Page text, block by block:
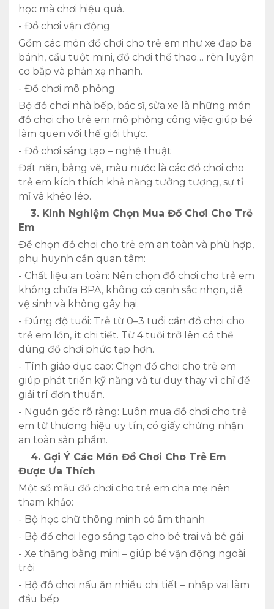
học mà chơi hiệu quả.
- Đồ chơi vận động
Gồm các món đồ chơi cho trẻ em như xe đạp ba
bánh, cầu tuột mini, đồ chơi thể thao… rèn luyện
cơ bắp và phản xạ nhanh.
- Đồ chơi mô phỏng
Bộ đồ chơi nhà bếp, bác sĩ, sửa xe là những món
đồ chơi cho trẻ em mô phỏng công việc giúp bé
làm quen với thế giới thực.
- Đồ chơi sáng tạo – nghệ thuật
Đất nặn, bảng vẽ, màu nước là các đồ chơi cho
trẻ em kích thích khả năng tưởng tượng, sự tỉ
mỉ và khéo léo.
3. Kinh Nghiệm Chọn Mua Đồ Chơi Cho Trẻ
Em
Để chọn đồ chơi cho trẻ em an toàn và phù hợp,
phụ huynh cần quan tâm:
- Chất liệu an toàn: Nên chọn đồ chơi cho trẻ em
không chứa BPA, không có cạnh sắc nhọn, dễ
vệ sinh và không gây hại.
- Đúng độ tuổi: Trẻ từ 0–3 tuổi cần đồ chơi cho
trẻ em lớn, ít chi tiết. Từ 4 tuổi trở lên có thể
dùng đồ chơi phức tạp hơn.
- Tính giáo dục cao: Chọn đồ chơi cho trẻ em
giúp phát triển kỹ năng và tư duy thay vì chỉ để
giải trí đơn thuần.
- Nguồn gốc rõ ràng: Luôn mua đồ chơi cho trẻ
em từ thương hiệu uy tín, có giấy chứng nhận
an toàn sản phẩm.
4. Gợi Ý Các Món Đồ Chơi Cho Trẻ Em
Được Ưa Thích
Một số mẫu đồ chơi cho trẻ em cha mẹ nên
tham khảo:
- Bộ học chữ thông minh có âm thanh
- Bộ đồ chơi lego sáng tạo cho bé trai và bé gái
- Xe thăng bằng mini – giúp bé vận động ngoài
trời
- Bộ đồ chơi nấu ăn nhiều chi tiết – nhập vai làm
đầu bếp